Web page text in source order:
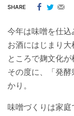
SHARE
今年は味噌を仕込
お酒にはじまり
ところで麹文化が
その度に、「発
かり。
味噌づくりは家